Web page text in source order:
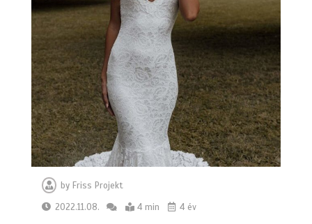
by Friss Projekt
2022.11.08.
4 min 4 év